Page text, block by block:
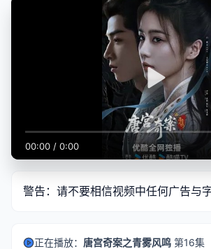
00:00 / 0:00
警告：请不要相信视频中任何广告与字
正在播放： 唐宫奇案之青雾风鸣 第16集